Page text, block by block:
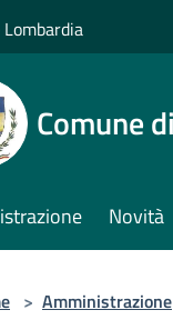
Comune
Novità
> Amministrazione